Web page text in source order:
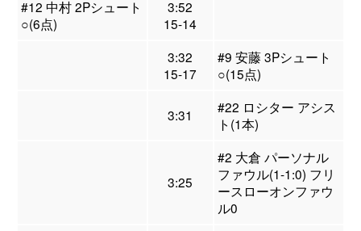
#12 中村 2Pシュート
○(6点)
3:52
15-14
3:32
15-17
#9 安藤 3Pシュート
○(15点)
3:31
#22 ロシター アシス
ト(1本)
3:25
#2 大倉 パーソナル
ファウル(1-1:0) フリ
ースローオンファウ
ル0